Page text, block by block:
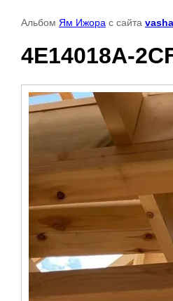
Альбом Ям Ижора с сайта
4E14018A-